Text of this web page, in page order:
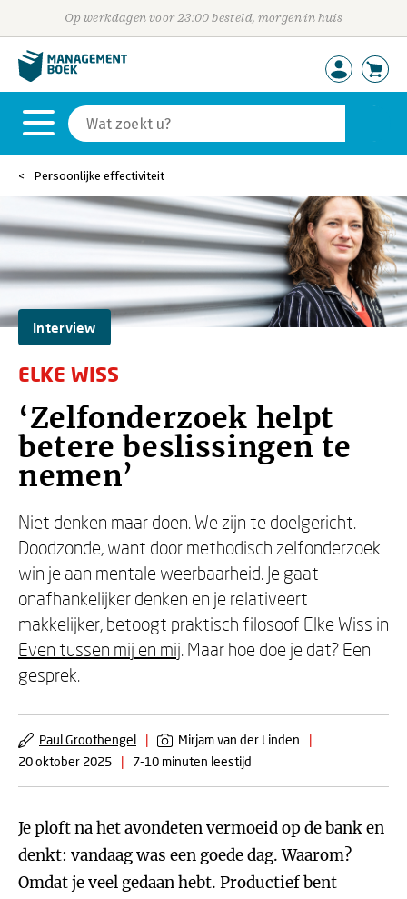
Op werkdagen voor 23:00 besteld, morgen in huis
Persoonlijke effectiviteit
Interview
ELKE WISS
‘Zelfonderzoek helpt
betere beslissingen te
nemen’
Niet denken maar doen. We zijn te doelgericht.
Doodzonde, want door methodisch zelfonderzoek
win je aan mentale weerbaarheid. Je gaat
onafhankelijker denken en je relativeert
makkelijker, betoogt praktisch filosoof Elke Wiss in
Even tussen mij en mij. Maar hoe doe je dat? Een
gesprek.
Paul Groothengel | Mirjam van der Linden
|
20 oktober 2025
| 7-10 minuten leestijd
Je ploft na het avondeten vermoeid op de bank en
denkt: vandaag was een goede dag. Waarom?
Omdat je veel gedaan hebt. Productief bent